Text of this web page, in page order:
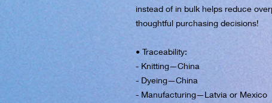
instead of in bulk helps reduce
thoughtful purchasing decisions!
• Traceability:
- Knitting—China
- Dyeing—China
- Manufacturing—Latvia or Mexico